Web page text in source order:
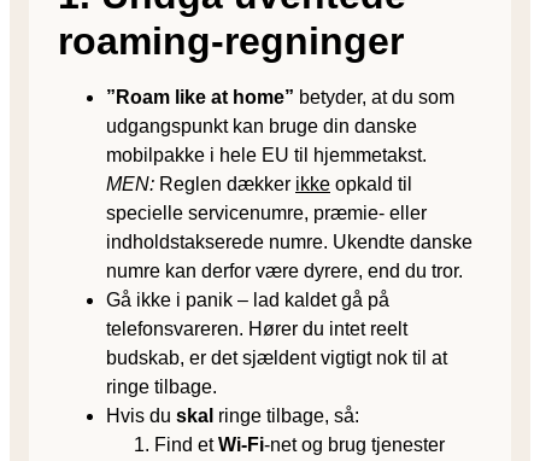
roaming-regninger
”Roam like at home” betyder, at du som
udgangspunkt kan bruge din danske
mobilpakke i hele EU til hjemmetakst.
MEN: Reglen dækker ikke opkald til
specielle servicenumre, præmie- eller
indholdstakserede numre. Ukendte danske
numre kan derfor være dyrere, end du tror.
Gå ikke i panik – lad kaldet gå på
telefonsvareren. Hører du intet reelt
budskab, er det sjældent vigtigt nok til at
ringe tilbage.
Hvis du skal ringe tilbage, så:
Find etWi-Fi-net og brug tjenester